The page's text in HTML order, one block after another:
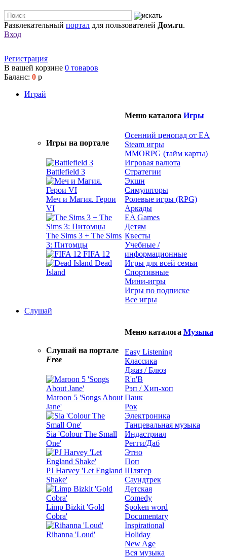
Развлекательный портал для пользователей Дом.ru.
Вход
Регистрация
В вашей корзине 0 товаров
Баланс: 0 р
Играй
Игры на портале
Battlefield 3
Меч и Магия. Герои
VI
The Sims 3 + The Sims
3: Питомцы
FIFA 12
Dead
Island
Меню каталога Игры
Осенний ценопад от EA
Steam игры
MMORPG (тайм карты)
Игровая валюта
Стратегии
Экшн
Симуляторы
Ролевые игры (RPG)
Аркады
EA Games
Детям
Квесты
Учебные /
информационные
Игры для всей семьи
Спортивные
Мини-игры
Игры по подписке
Все игры
Слушай
Слушай на портале
Free
Maroon 5 'Songs About
Jane'
Sia 'Colour The Small
One'
PJ Harvey 'Let England
Shake'
Limp Bizkit 'Gold
Cobra'
Rihanna 'Loud'
Меню каталога Музыка
Easy Listening
Классика
Джаз / Блюз
R'n'B
Рэп / Хип-хоп
Панк
Рок
Электроника
Танцевальная музыка
Индастриал
Регги/Даб
Этно
Поп
Шлягер
Саундтрек
Детская
Comedy
Spoken word
Documentary
Inspirational
Holiday
New Age
Вся музыка